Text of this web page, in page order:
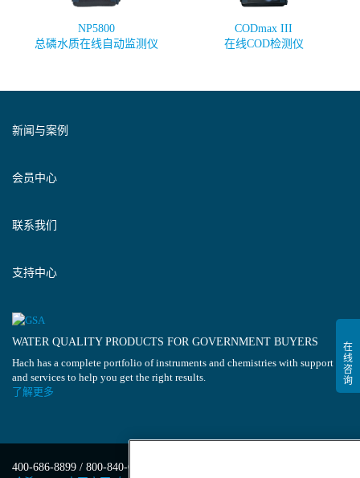
NP5800
总磷水质在线自动监测仪
CODmax III
在线COD检测仪
新闻与案例
会员中心
联系我们
支持中心
WATER QUALITY PRODUCTS FOR GOVERNMENT BUYERS
Hach has a complete portfolio of instruments and chemistries with support
and services to help you get the right results.
了解更多
400-686-8899 / 800-840-6026